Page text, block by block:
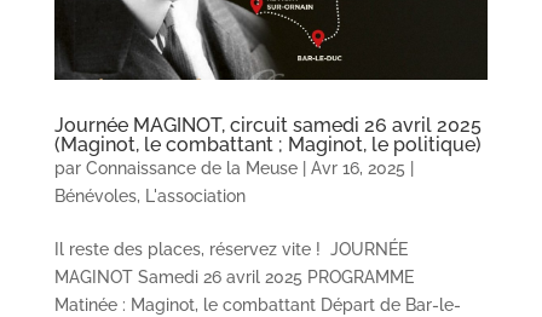
Journée MAGINOT, circuit samedi 26 avril 2025
(Maginot, le combattant ; Maginot, le politique)
par Connaissance de la Meuse| Avr 16, 2025
Bénévoles, L'association
Il reste des places, réservez vite ! JOURNÉE
MAGINOT Samedi 26 avril 2025 PROGRAMME
Matinée : Maginot, le combattant Départ de Bar-le-